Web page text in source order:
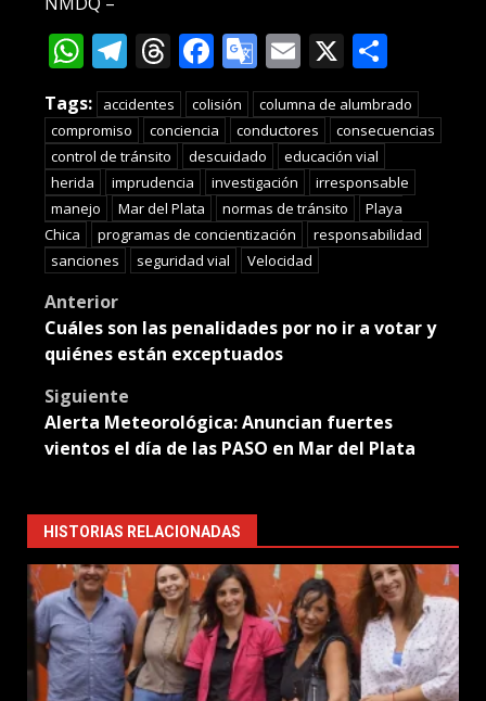
WhatsApp
Telegram
Threads
Facebook
Google
Translate
Email
X
Tags: accidentes colisión
columna de alumbrado
compromiso
conciencia conductores
consecuencias
control de tránsito
descuidado
educación vial
herida
imprudencia investigación
irresponsable
manejo
Mar del Plata normas de tránsito
Playa
Chica
programas de concientización
responsabilidad
sanciones
seguridad vial Velocidad
Post
navigation
Anterior
Cuáles son las penalidades por no ir a votar y
quiénes están exceptuados
Siguiente
Alerta Meteorológica: Anuncian fuertes
vientos el día de las PASO en Mar del Plata
HISTORIAS RELACIONADAS